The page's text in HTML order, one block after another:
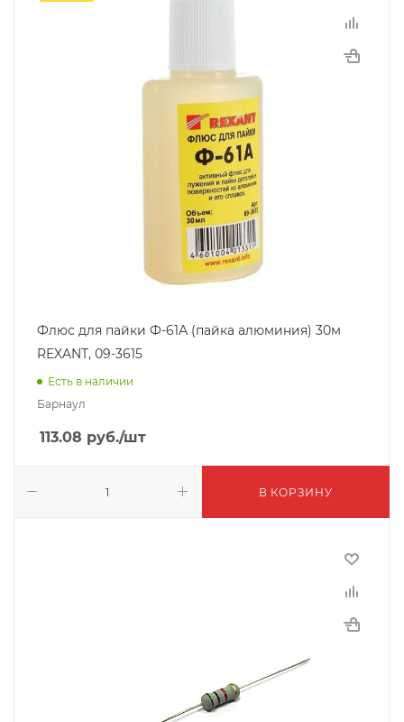
Флюс для пайки Ф-61А (пайка алюминия) 30м
REXANT, 09-3615
Есть в наличии
Барнаул
113.08 руб./шт
В КОРЗИНУ